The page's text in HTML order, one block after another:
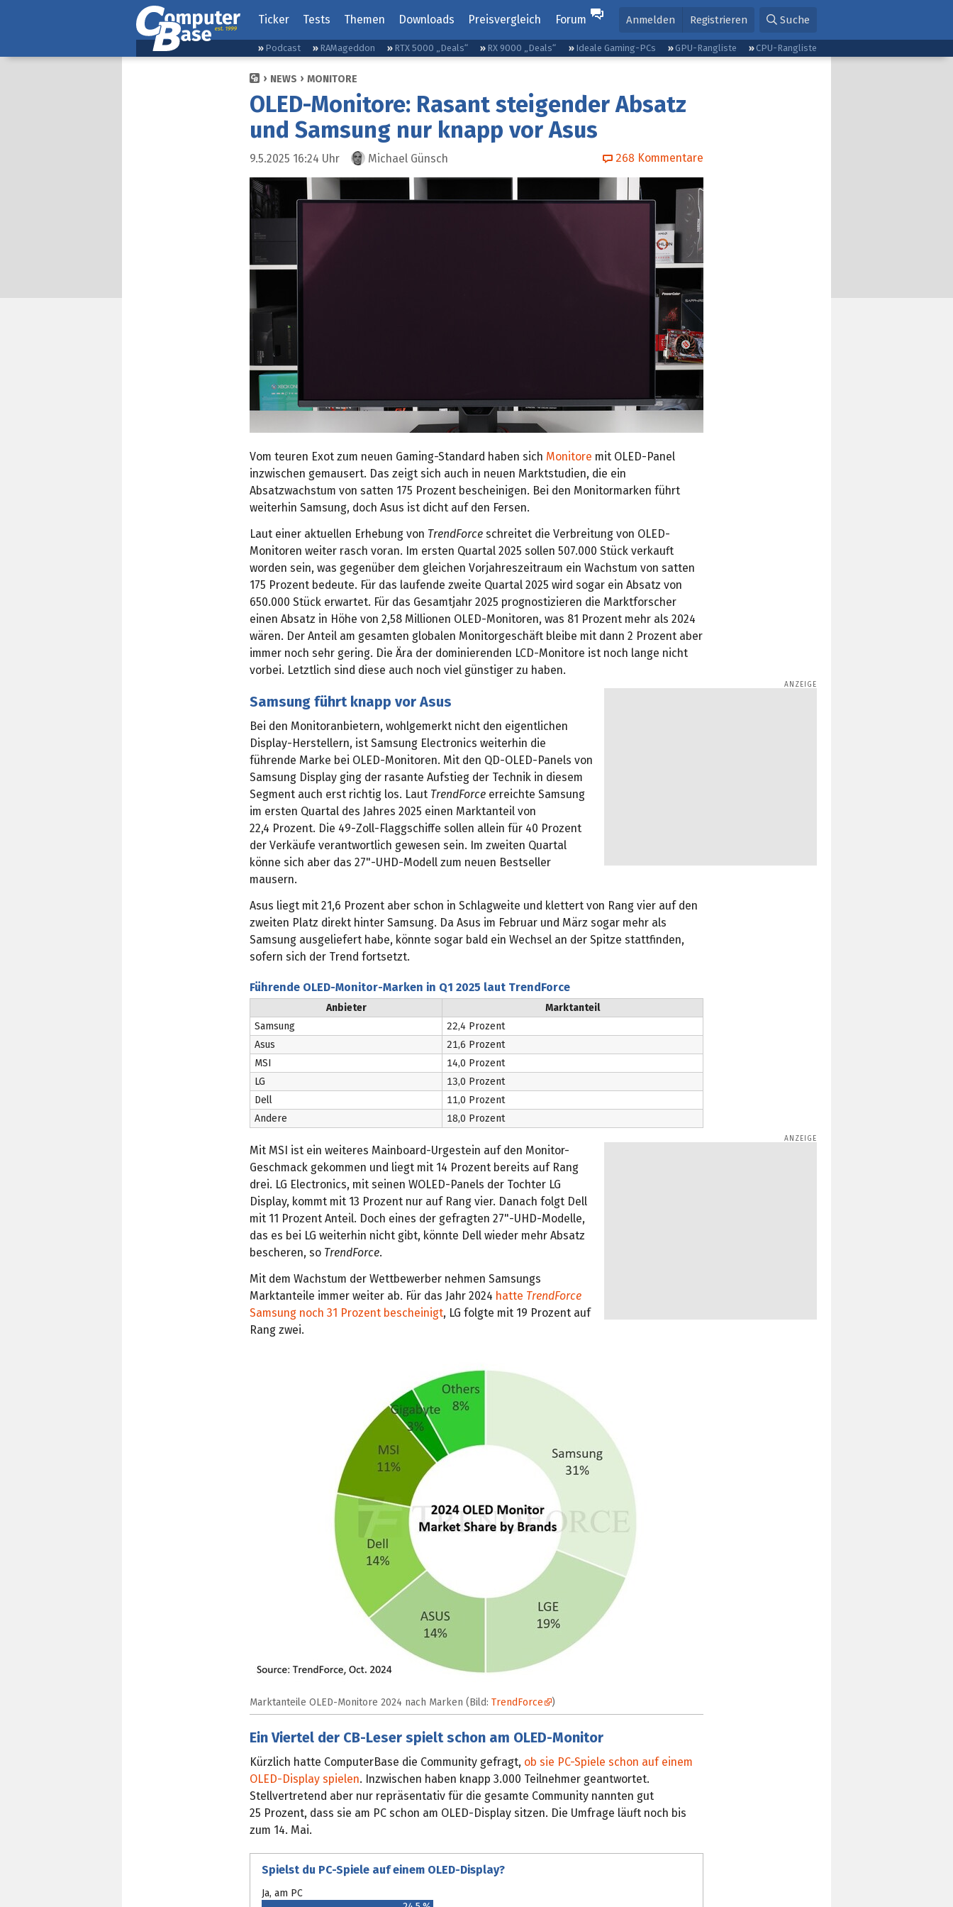
Ticker Tests Themen Downloads Preisvergleich Forum Anmelden Registrieren Suche
Podcast RAMageddon RTX 5000 „Deals“ RX 9000 „Deals“ Ideale Gaming-PCs GPU-Rangliste CPU-Rangliste
NEWS MONITORE
OLED-Monitore: Rasant steigender Absatz
und Samsung nur knapp vor Asus
9.5.2025 16:24 Uhr Michael Günsch 268 Kommentare
Vom teuren Exot zum neuen Gaming-Standard haben sich Monitore mit OLED-Panel
inzwischen gemausert. Das zeigt sich auch in neuen Marktstudien, die ein
Absatzwachstum von satten 175 Prozent bescheinigen. Bei den Monitormarken führt
weiterhin Samsung, doch Asus ist dicht auf den Fersen.
Laut einer aktuellen Erhebung von TrendForce schreitet die Verbreitung von OLED-
Monitoren weiter rasch voran. Im ersten Quartal 2025 sollen 507.000 Stück verkauft
worden sein, was gegenüber dem gleichen Vorjahreszeitraum ein Wachstum von satten
175 Prozent bedeute. Für das laufende zweite Quartal 2025 wird sogar ein Absatz von
650.000 Stück erwartet. Für das Gesamtjahr 2025 prognostizieren die Marktforscher
einen Absatz in Höhe von 2,58 Millionen OLED-Monitoren, was 81 Prozent mehr als 2024
wären. Der Anteil am gesamten globalen Monitorgeschäft bleibe mit dann 2 Prozent aber
immer noch sehr gering. Die Ära der dominierenden LCD-Monitore ist noch lange nicht
vorbei. Letztlich sind diese auch noch viel günstiger zu haben.
Samsung führt knapp vor Asus
Bei den Monitoranbietern, wohlgemerkt nicht den eigentlichen
Display-Herstellern, ist Samsung Electronics weiterhin die
führende Marke bei OLED-Monitoren. Mit den QD-OLED-Panels von
Samsung Display ging der rasante Aufstieg der Technik in diesem
Segment auch erst richtig los. Laut TrendForce erreichte Samsung
im ersten Quartal des Jahres 2025 einen Marktanteil von
22,4 Prozent. Die 49-Zoll-Flaggschiffe sollen allein für 40 Prozent
der Verkäufe verantwortlich gewesen sein. Im zweiten Quartal
könne sich aber das 27"-UHD-Modell zum neuen Bestseller
mausern.
Asus liegt mit 21,6 Prozent aber schon in Schlagweite und klettert von Rang vier auf den
zweiten Platz direkt hinter Samsung. Da Asus im Februar und März sogar mehr als
Samsung ausgeliefert habe, könnte sogar bald ein Wechsel an der Spitze stattfinden,
sofern sich der Trend fortsetzt.
Führende OLED-Monitor-Marken in Q1 2025 laut TrendForce
Anbieter
Marktanteil
Samsung
22,4 Prozent
Asus
21,6 Prozent
MSI
14,0 Prozent
LG
13,0 Prozent
Dell
11,0 Prozent
Andere
18,0 Prozent
Mit MSI ist ein weiteres Mainboard-Urgestein auf den Monitor-
Geschmack gekommen und liegt mit 14 Prozent bereits auf Rang
drei. LG Electronics, mit seinen WOLED-Panels der Tochter LG
Display, kommt mit 13 Prozent nur auf Rang vier. Danach folgt Dell
mit 11 Prozent Anteil. Doch eines der gefragten 27"-UHD-Modelle,
das es bei LG weiterhin nicht gibt, könnte Dell wieder mehr Absatz
bescheren, so TrendForce.
Mit dem Wachstum der Wettbewerber nehmen Samsungs
Marktanteile immer weiter ab. Für das Jahr 2024 hatte TrendForce
Samsung noch 31 Prozent bescheinigt, LG folgte mit 19 Prozent auf
Rang zwei.
Marktanteile OLED-Monitore 2024 nach Marken (Bild: TrendForce )
Ein Viertel der CB-Leser spielt schon am OLED-Monitor
Kürzlich hatte ComputerBase die Community gefragt, ob sie PC-Spiele schon auf einem
OLED-Display spielen. Inzwischen haben knapp 3.000 Teilnehmer geantwortet.
Stellvertretend aber nur repräsentativ für die gesamte Community nannten gut
25 Prozent, dass sie am PC schon am OLED-Display sitzen. Die Umfrage läuft noch bis
zum 14. Mai.
Spielst du PC-Spiele auf einem OLED-Display?
Ja, am PC